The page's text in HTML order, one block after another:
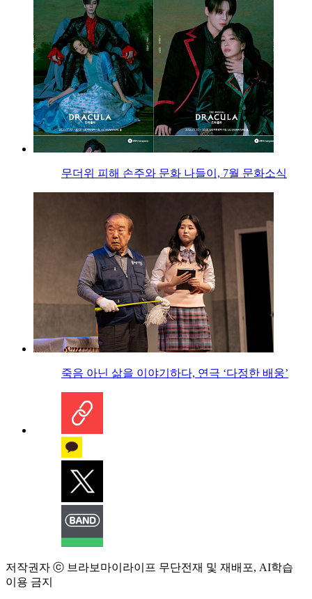
무더위 피해 손주와 문화 나들이, 7월 문화소식
죽음 아닌 삶을 이야기하다, 연극 ‘다정한 배웅’
저작권자 ⓒ 브라보마이라이프 무단전재 및 재배포, AI학습
이용 금지